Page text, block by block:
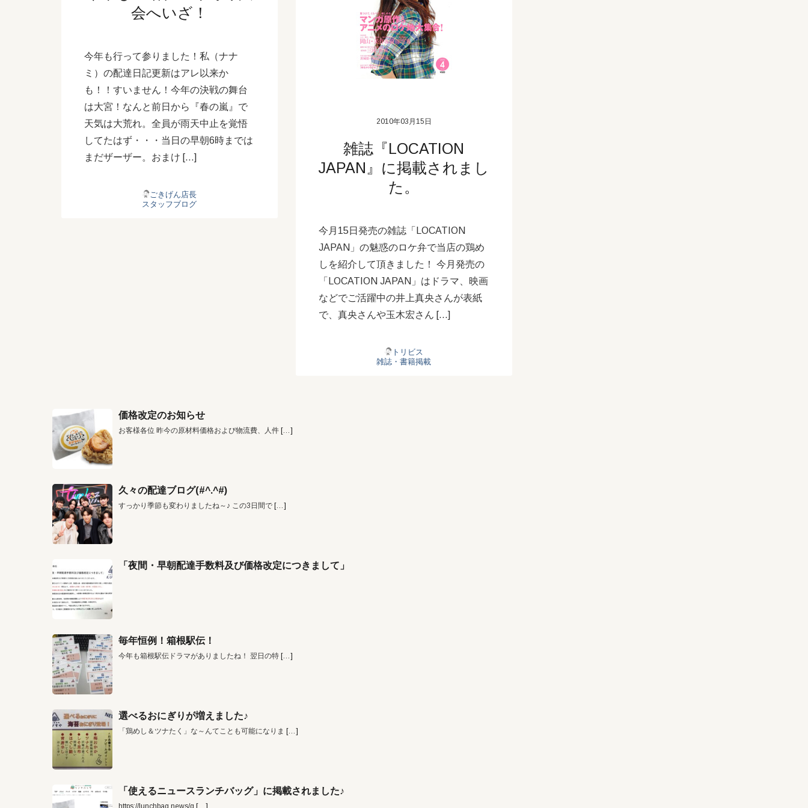
会へいざ！
今年も行って参りました！私（ナナ
ミ）の配達日記更新はアレ以来か
も！！すいません！今年の決戦の舞台
は大宮！なんと前日から『春の嵐』で
天気は大荒れ。全員が雨天中止を覚悟
してたはず・・・当日の早朝6時までは
まだザーザー。おまけ […]
ごきげん店長
スタッフブログ
2010年03月15日
雑誌『LOCATION
JAPAN』に掲載されまし
た。
今月15日発売の雑誌「LOCATION
JAPAN」の魅惑のロケ弁で当店の鶏め
しを紹介して頂きました！ 今月発売の
「LOCATION JAPAN」はドラマ、映画
などでご活躍中の井上真央さんが表紙
で、真央さんや玉木宏さん […]
トリビス
雑誌・書籍掲載
価格改定のお知らせ
お客様各位 昨今の原材料価格および物流費、人件 […]
久々の配達ブログ(#^.^#)
すっかり季節も変わりましたね～♪ この3日間で […]
「夜間・早朝配達手数料及び価格改定につきまして」
毎年恒例！箱根駅伝！
今年も箱根駅伝ドラマがありましたね！ 翌日の特 […]
選べるおにぎりが増えました♪
「鶏めし＆ツナたく」な～んてことも可能になりま […]
「使えるニュースランチバッグ」に掲載されました♪
https://lunchbag.news/g […]